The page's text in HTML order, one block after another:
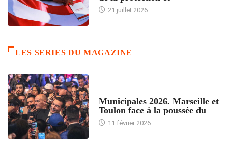
21 juillet 2026
LES SERIES DU MAGAZINE
Municipales 2026. Marseille et
Toulon face à la poussée du
11 février 2026